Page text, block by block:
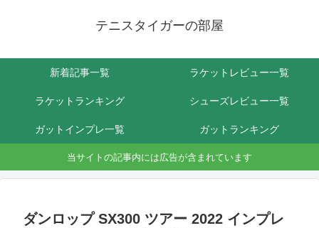
テニスタイガーの部屋
新着記事一覧 ラケットレビュー一覧
ラケットランキング シューズレビュー一覧
ガットインプレ一覧 ガットランキング
当サイトの記事内には広告が含まれています
ダンロップ SX300 ツアー 2022 インプレ